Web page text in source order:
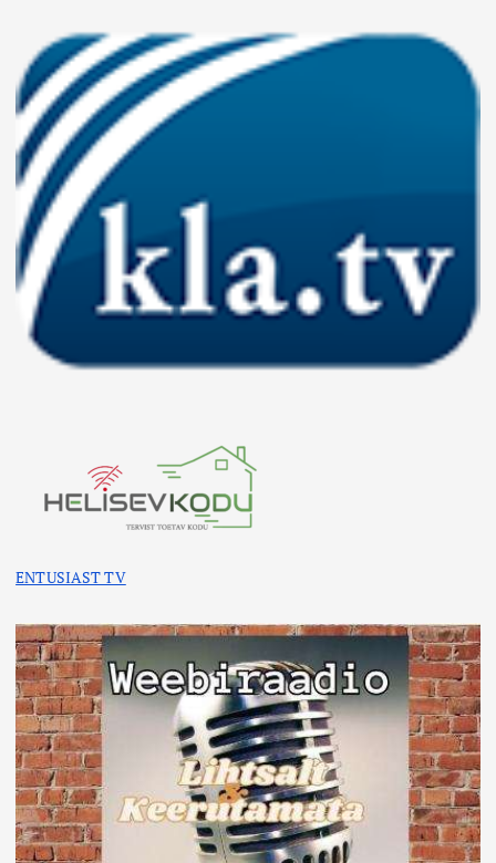
ENTUSIAST TV